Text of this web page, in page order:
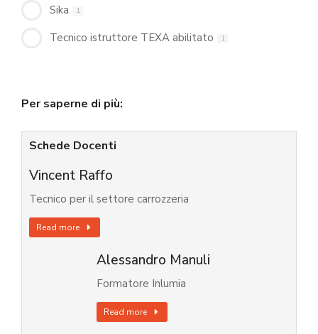
Sika 1
Tecnico istruttore TEXA abilitato 1
Per saperne di più:
Schede Docenti
Vincent Raffo
Tecnico per il settore carrozzeria
Read more
Alessandro Manuli
Formatore Inlumia
Read more